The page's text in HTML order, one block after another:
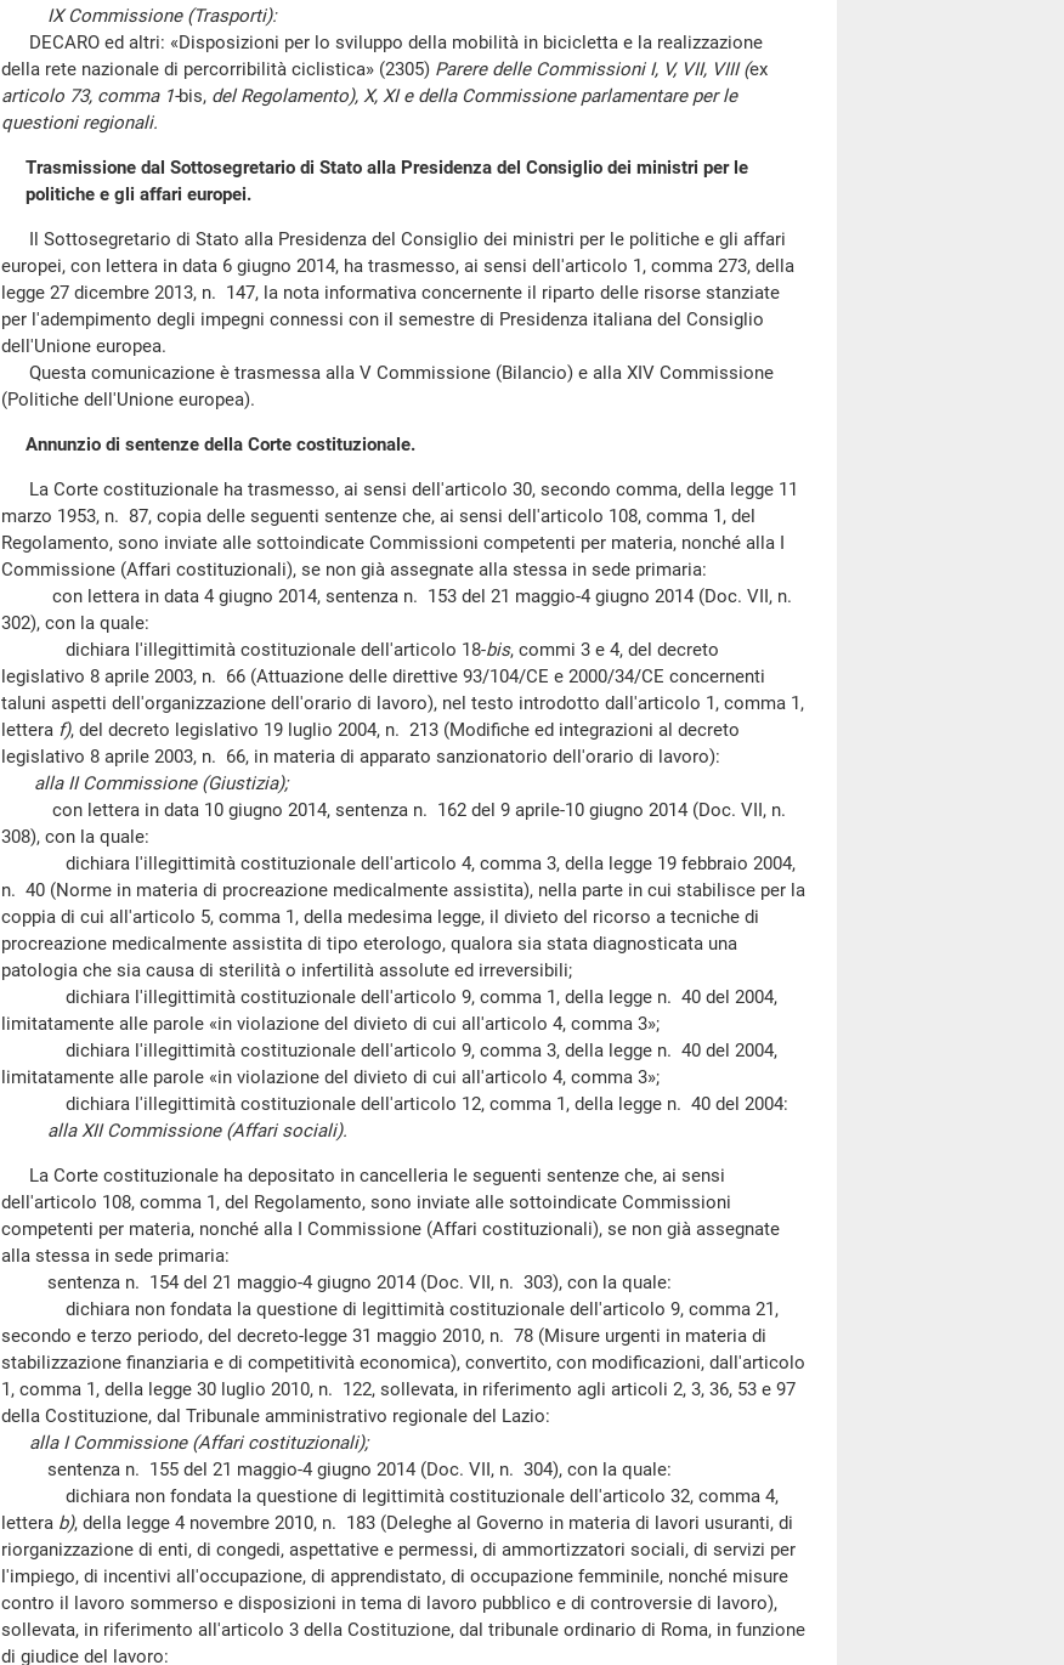
IX Commissione (Trasporti):
DECARO ed altri: «Disposizioni per lo sviluppo della mobilità in bicicletta e la realizzazione
della rete nazionale di percorribilità ciclistica» (2305) Parere delle Commissioni I, V, VII, VIII (ex
articolo 73, comma 1-bis, del Regolamento), X, XI e della Commissione parlamentare per le
questioni regionali.
Trasmissione dal Sottosegretario di Stato alla Presidenza del Consiglio dei ministri per le
politiche e gli affari europei.
Il Sottosegretario di Stato alla Presidenza del Consiglio dei ministri per le politiche e gli affari
europei, con lettera in data 6 giugno 2014, ha trasmesso, ai sensi dell'articolo 1, comma 273, della
legge 27 dicembre 2013, n. 147, la nota informativa concernente il riparto delle risorse stanziate
per l'adempimento degli impegni connessi con il semestre di Presidenza italiana del Consiglio
dell'Unione europea.
Questa comunicazione è trasmessa alla V Commissione (Bilancio) e alla XIV Commissione
(Politiche dell'Unione europea).
Annunzio di sentenze della Corte costituzionale.
La Corte costituzionale ha trasmesso, ai sensi dell'articolo 30, secondo comma, della legge 11
marzo 1953, n. 87, copia delle seguenti sentenze che, ai sensi dell'articolo 108, comma 1, del
Regolamento, sono inviate alle sottoindicate Commissioni competenti per materia, nonché alla I
Commissione (Affari costituzionali), se non già assegnate alla stessa in sede primaria:
con lettera in data 4 giugno 2014, sentenza n. 153 del 21 maggio-4 giugno 2014 (Doc. VII, n.
302), con la quale:
dichiara l'illegittimità costituzionale dell'articolo 18-bis, commi 3 e 4, del decreto
legislativo 8 aprile 2003, n. 66 (Attuazione delle direttive 93/104/CE e 2000/34/CE concernenti
taluni aspetti dell'organizzazione dell'orario di lavoro), nel testo introdotto dall'articolo 1, comma 1,
lettera f), del decreto legislativo 19 luglio 2004, n. 213 (Modifiche ed integrazioni al decreto
legislativo 8 aprile 2003, n. 66, in materia di apparato sanzionatorio dell'orario di lavoro):
alla II Commissione (Giustizia);
con lettera in data 10 giugno 2014, sentenza n. 162 del 9 aprile-10 giugno 2014 (Doc. VII, n.
308), con la quale:
dichiara l'illegittimità costituzionale dell'articolo 4, comma 3, della legge 19 febbraio 2004,
n. 40 (Norme in materia di procreazione medicalmente assistita), nella parte in cui stabilisce per la
coppia di cui all'articolo 5, comma 1, della medesima legge, il divieto del ricorso a tecniche di
procreazione medicalmente assistita di tipo eterologo, qualora sia stata diagnosticata una
patologia che sia causa di sterilità o infertilità assolute ed irreversibili;
dichiara l'illegittimità costituzionale dell'articolo 9, comma 1, della legge n. 40 del 2004,
limitatamente alle parole «in violazione del divieto di cui all'articolo 4, comma 3»;
dichiara l'illegittimità costituzionale dell'articolo 9, comma 3, della legge n. 40 del 2004,
limitatamente alle parole «in violazione del divieto di cui all'articolo 4, comma 3»;
dichiara l'illegittimità costituzionale dell'articolo 12, comma 1, della legge n. 40 del 2004:
alla XII Commissione (Affari sociali).
La Corte costituzionale ha depositato in cancelleria le seguenti sentenze che, ai sensi
dell'articolo 108, comma 1, del Regolamento, sono inviate alle sottoindicate Commissioni
competenti per materia, nonché alla I Commissione (Affari costituzionali), se non già assegnate
alla stessa in sede primaria:
sentenza n. 154 del 21 maggio-4 giugno 2014 (Doc. VII, n. 303), con la quale:
dichiara non fondata la questione di legittimità costituzionale dell'articolo 9, comma 21,
secondo e terzo periodo, del decreto-legge 31 maggio 2010, n. 78 (Misure urgenti in materia di
stabilizzazione finanziaria e di competitività economica), convertito, con modificazioni, dall'articolo
1, comma 1, della legge 30 luglio 2010, n. 122, sollevata, in riferimento agli articoli 2, 3, 36, 53 e 97
della Costituzione, dal Tribunale amministrativo regionale del Lazio:
alla I Commissione (Affari costituzionali);
sentenza n. 155 del 21 maggio-4 giugno 2014 (Doc. VII, n. 304), con la quale:
dichiara non fondata la questione di legittimità costituzionale dell'articolo 32, comma 4,
lettera b), della legge 4 novembre 2010, n. 183 (Deleghe al Governo in materia di lavori usuranti, di
riorganizzazione di enti, di congedi, aspettative e permessi, di ammortizzatori sociali, di servizi per
l'impiego, di incentivi all'occupazione, di apprendistato, di occupazione femminile, nonché misure
contro il lavoro sommerso e disposizioni in tema di lavoro pubblico e di controversie di lavoro),
sollevata, in riferimento all'articolo 3 della Costituzione, dal tribunale ordinario di Roma, in funzione
di giudice del lavoro: